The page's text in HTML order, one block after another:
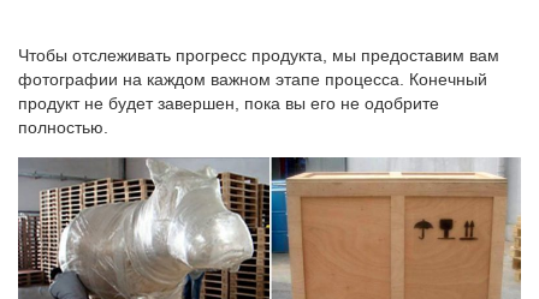
Чтобы отслеживать прогресс продукта, мы предоставим вам
фотографии на каждом важном этапе процесса. Конечный
продукт не будет завершен, пока вы его не одобрите
полностью.